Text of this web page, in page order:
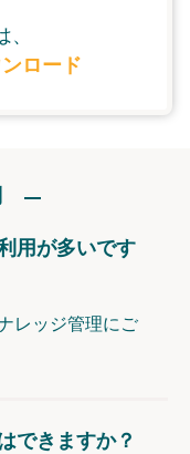
ロード
用が多いです
レッジ管理にご
できますか？